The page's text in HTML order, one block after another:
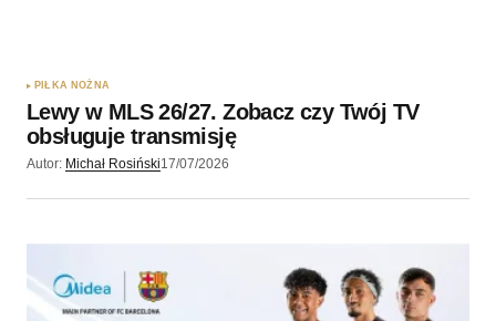
PIŁKA NOŻNA
Lewy w MLS 26/27. Zobacz czy Twój TV
obsługuje transmisję
Autor: Michał Rosiński17/07/2026